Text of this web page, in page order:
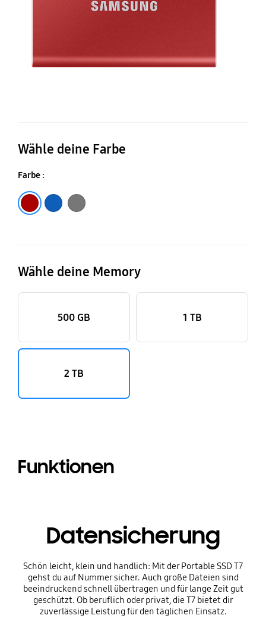
Wähle deine Farbe
Farbe :
Wähle deine Memory
500 GB 1 TB
2 TB
Funktionen
Datensicherung
Schön leicht, klein und handlich: Mit der Portable SSD T7
gehst du auf Nummer sicher. Auch große Dateien sind
beeindruckend schnell übertragen und für lange Zeit gut
geschützt. Ob beruflich oder privat, die T7 bietet dir
zuverlässige Leistung für den täglichen Einsatz.